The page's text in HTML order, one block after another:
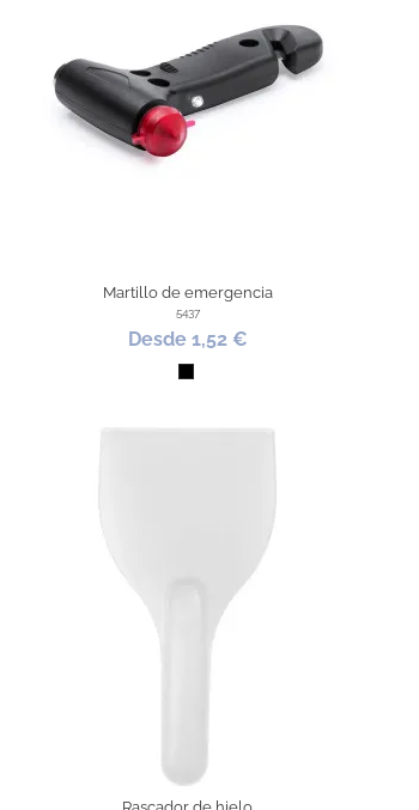
Martillo de emergencia
5437
Desde 1,52 €
Negro